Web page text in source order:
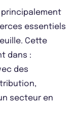
principalement
essentiels
Cette
dans :
des
secteur en